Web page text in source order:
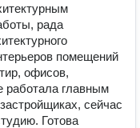
рада
помещений
офисов,
работала главным
сейчас
Готова